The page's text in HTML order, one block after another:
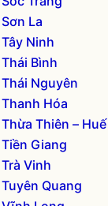
Sơn La
Tây Ninh
Thái Bình
Thái Nguyên
Thanh Hóa
Thừa Thiên – Huế
Tiền Giang
Trà Vinh
Tuyên Quang